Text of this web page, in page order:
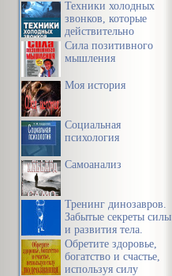
Техники холодных
звонков, которые
действительно
работают
Сила позитивного
мышления
Моя история
Социальная
психология
Самоанализ
Тренинг динозавров.
Забытые секреты силы
и развития тела.
Обретите здоровье,
богатство и счастье,
используя силу